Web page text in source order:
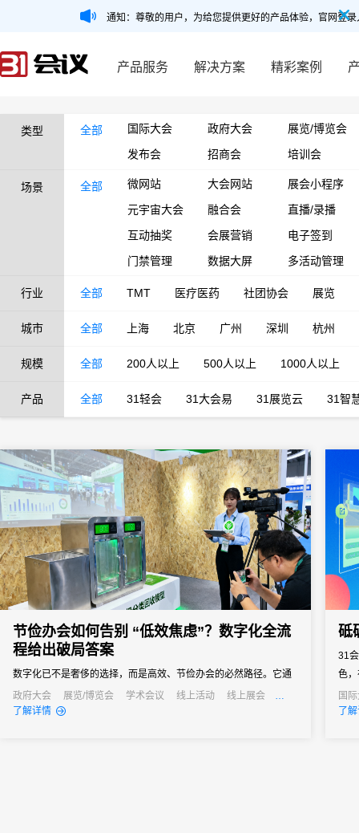
通知：尊敬的用户，为给您提供更好的产品体验，官网登
产品服务 解决方案 精彩案例
类型 全部 国际大会 政府大会
展览/博览会
发布会
招商会 培训会
场景 全部 微网站 大会网站
展会小程序
元宇宙大会
融合会
直播/录播
互动抽奖
会展营销
电子签到
门禁管理
数据大屏 多活动管理
行业 全部 TMT 医疗医药 社团协会 展览
城市 全部 上海 北京 广州 深圳 杭州
规模 全部 200人以上 500人以上 1000人以上
产品 全部 31轻会 31大会易 31展览云 31智
节俭办会如何告别 “低效焦虑”？数字化全流
程给出破局答案
数字化已不是奢侈的选择，而是高效、节俭办会的必然路径。它通
过技术手段打通会议管理的各个环节，用自动化替代人工操作、以
数据化驱动决策、以无纸化践行绿色理念，最终实现成本降低与效
政府大会 展览/博览会 学术会议 线上活动
线上展会
公关活动
招商会
了解详情
砥
31
色
们
通
国
线
了